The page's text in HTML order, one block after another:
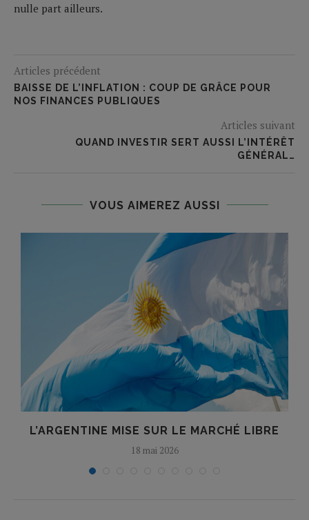
nulle part ailleurs.
Articles précédent
BAISSE DE L’INFLATION : COUP DE GRÂCE POUR
NOS FINANCES PUBLIQUES
Articles suivant
QUAND INVESTIR SERT AUSSI L’INTÉRÊT
GÉNÉRAL…
VOUS AIMEREZ AUSSI
L’ARGENTINE MISE SUR LE MARCHÉ LIBRE
18 mai 2026